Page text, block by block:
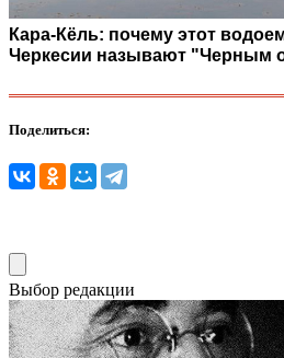
Кара-Кёль: почему этот
Черкесии называют "Черным
Поделиться:
Выбор редакции